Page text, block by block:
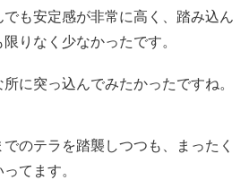
でも安定感が非常に高く、踏み込ん
りなく少なかったです。
に突っ込んでみたかったですね。
のテラを踏襲しつつも、まったく
てます。